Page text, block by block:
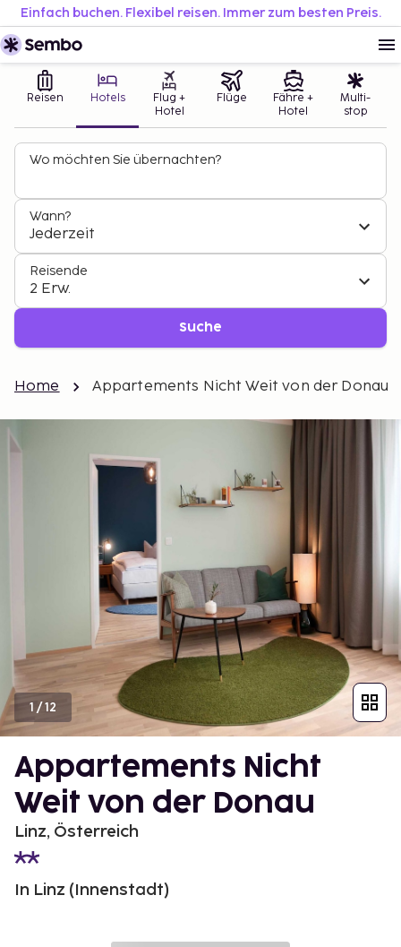
Einfach buchen. Flexibel reisen. Immer zum besten Preis.
Reisen Hotels
Flug +
Hotel
Flüge
Fähre +
Hotel
Multi-
stop
Wo möchten Sie übernachten?
Wann?
Jederzeit
Reisende
2 Erw.
Suche
Home Appartements Nicht Weit von der Donau
1 /12
Appartements Nicht
Weit von der Donau
Linz, Österreich
In Linz (Innenstadt)